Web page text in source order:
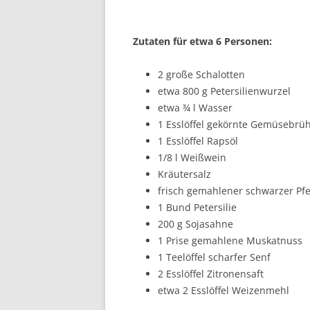
Zutaten für etwa 6 Personen:
2 große Schalotten
etwa 800 g Petersilienwurzel
etwa ¾ l Wasser
1 Esslöffel gekörnte
1 Esslöffel Rapsöl
1/8 l Weißwein
Kräutersalz
frisch gemahlener schwarzer
1 Bund Petersilie
200 g Sojasahne
1 Prise gemahlene Muskatnuss
1 Teelöffel scharfer Senf
2 Esslöffel Zitronensaft
etwa 2 Esslöffel Weizenmehl